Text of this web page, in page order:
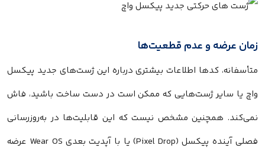
زمان عرضه و عدم قطعیت‌ها
متأسفانه، کدها اطلاعات بیشتری درباره این ژست‌های جدید پیکسل
واچ یا سایر ژست‌هایی که ممکن است در دست ساخت باشید، فاش
نمی‌کند. همچنین مشخص نیست که این قابلیت‌ها در به‌روزرسانی
فصلی آینده پیکسل (Pixel Drop) یا با آپدیت بعدی Wear OS عرضه